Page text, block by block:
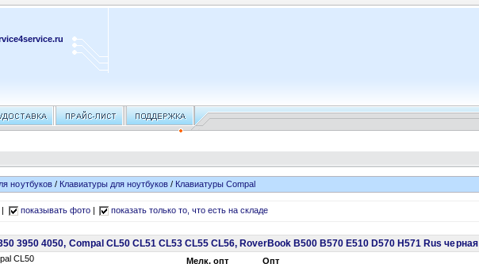
ноутбуков/ Клавиатуры для ноутбуков/ Клавиатуры Compal
показывать фото| показать только то, что есть на складе
3950 4050, Compal CL50 CL51 CL53 CL55 CL56, RoverBook B500 B570 E510 D570 H571 Rus черная
CL50
Мелк. опт
Опт